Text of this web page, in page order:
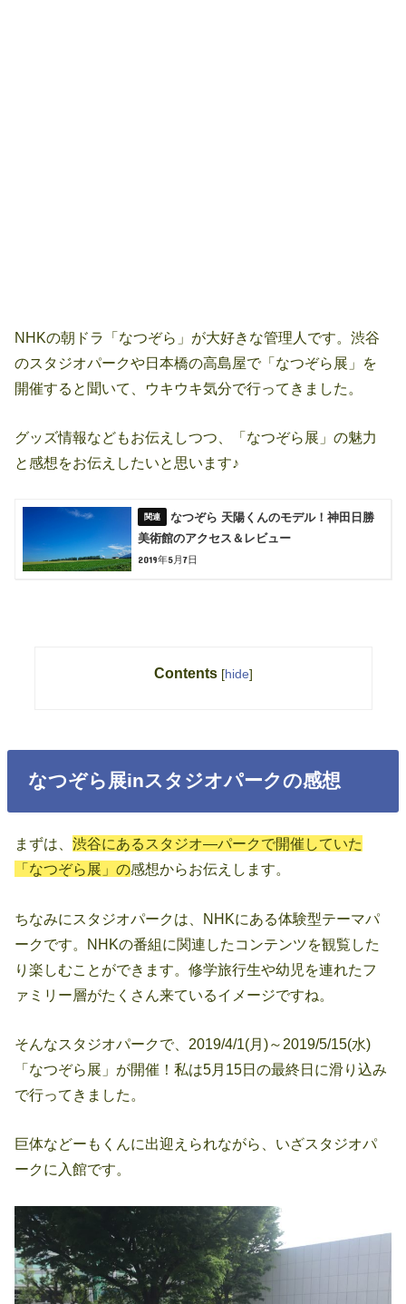
NHKの朝ドラ「なつぞら」が大好きな管理人です。渋谷
のスタジオパークや日本橋の高島屋で「なつぞら展」を
開催すると聞いて、ウキウキ気分で行ってきました。
グッズ情報などもお伝えしつつ、「なつぞら展」の魅力
と感想をお伝えしたいと思います♪
なつぞら 天陽くんのモデル！神田日勝
美術館のアクセス＆レビュー
2019年5月7日
Contents [hide]
なつぞら展inスタジオパークの感想
まずは、渋谷にあるスタジオ―パークで開催していた
「なつぞら展」の感想からお伝えします。
ちなみにスタジオパークは、NHKにある体験型テーマパ
ークです。NHKの番組に関連したコンテンツを観覧した
り楽しむことができます。修学旅行生や幼児を連れたフ
ァミリー層がたくさん来ているイメージですね。
そんなスタジオパークで、2019/4/1(月)～2019/5/15(水)
「なつぞら展」が開催！私は5月15日の最終日に滑り込み
で行ってきました。
巨体などーもくんに出迎えられながら、いざスタジオパ
ークに入館です。